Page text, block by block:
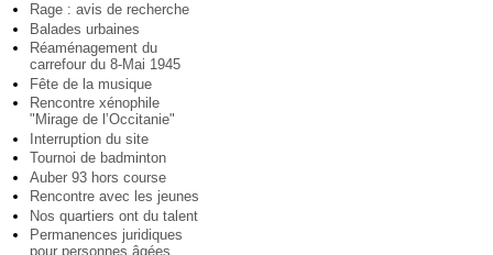
Rage : avis de recherche
Balades urbaines
Réaménagement du
carrefour du 8-Mai 1945
Fête de la musique
Rencontre xénophile
"Mirage de l’Occitanie"
Interruption du site
Tournoi de badminton
Auber 93 hors course
Rencontre avec les jeunes
Nos quartiers ont du talent
Permanences juridiques
pour personnes âgées